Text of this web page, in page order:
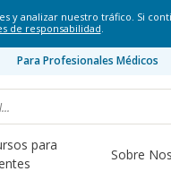
y analizar nuestro tráfico. Si
de responsabilidad.
Para Profesionales Médicos
para
Sobre